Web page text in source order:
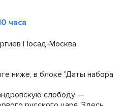
часа
Посад-Москва
ниже, в блоке "Даты набора
слободу —